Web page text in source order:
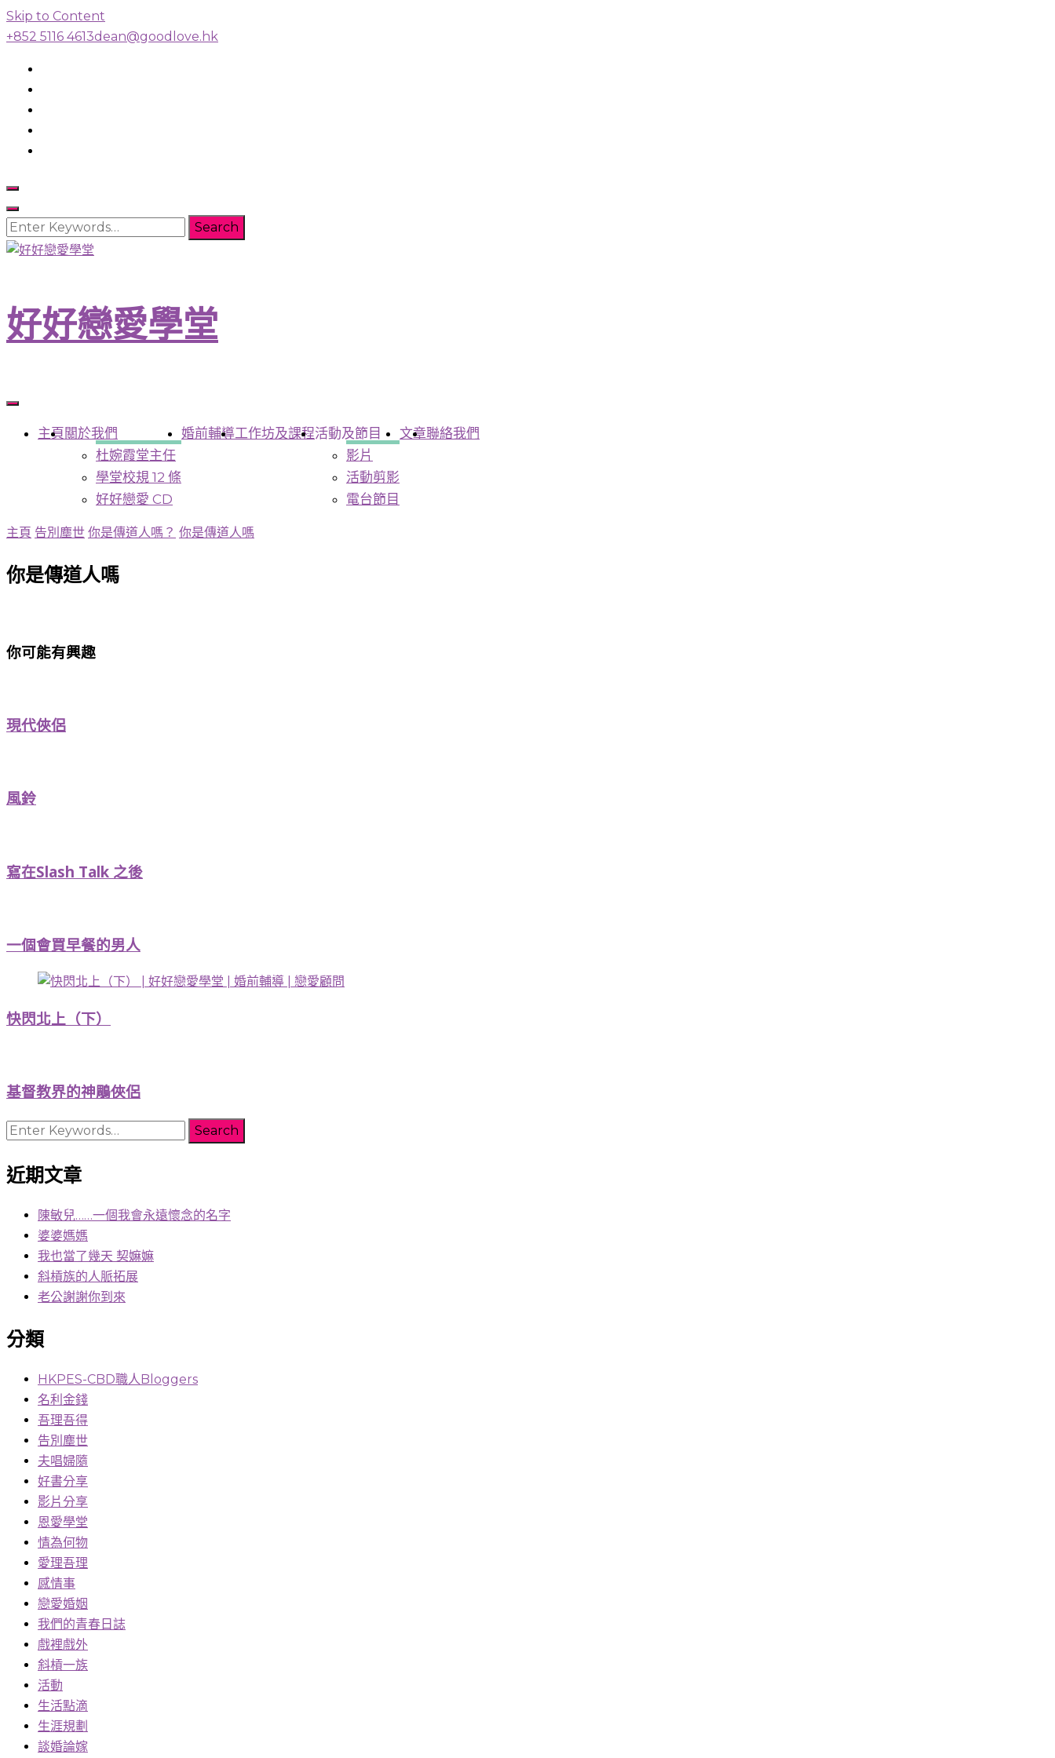
Skip to Content
+852 5116 4613dean@goodlove.hk
Looking
for
好好戀愛學堂
主頁 關於我們
杜婉霞堂主任
學堂校規 12 條
好好戀愛 CD
婚前輔導工作坊及課程活動及節目
影片
活動剪影
電台節目
文章聯絡我們
主頁 告別塵世 你是傳道人嗎？ 你是傳道人嗎
你是傳道人嗎
你可能有興趣
現代俠侶
風鈴
寫在Slash Talk 之後
一個會買早餐的男人
快閃北上（下）
基督教界的神鵰俠侶
Looking
Something?
近期文章
陳敏兒……一個我會永遠懷念的名字
婆婆媽媽
我也當了幾天 契嫲嫲
斜槓族的人脈拓展
老公謝謝你到來
分類
HKPES-CBD職人Bloggers
名利金錢
吾理吾得
告別塵世
夫唱婦隨
好書分享
影片分享
恩愛學堂
情為何物
愛理吾理
感情事
戀愛婚姻
我們的青春日誌
戲裡戲外
斜槓一族
活動
生活點滴
生涯規劃
談婚論嫁